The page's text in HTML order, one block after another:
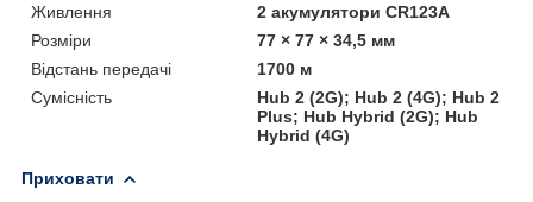
Живлення
2 акумулятори CR123A
Розміри
77 × 77 × 34,5 мм
Відстань передачі
1700 м
Сумісність
Hub 2 (2G); Hub 2 (4G); Hub 2
Plus; Hub Hybrid (2G); Hub
Hybrid (4G)
Приховати